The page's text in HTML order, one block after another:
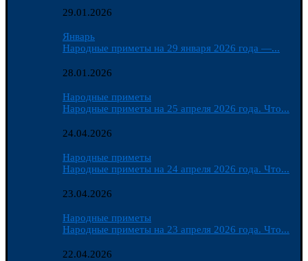
29.01.2026
Январь
Народные приметы на 29 января 2026 года —...
28.01.2026
Народные приметы
Народные приметы на 25 апреля 2026 года. Что...
24.04.2026
Народные приметы
Народные приметы на 24 апреля 2026 года. Что...
23.04.2026
Народные приметы
Народные приметы на 23 апреля 2026 года. Что...
22.04.2026